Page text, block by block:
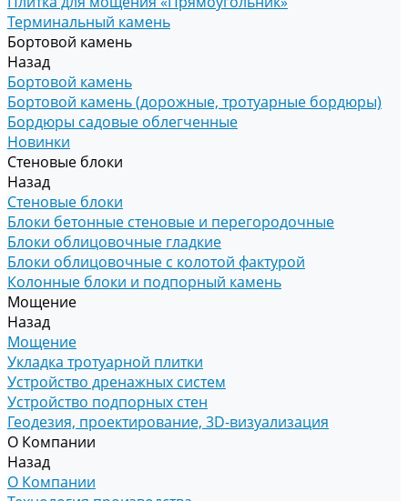
Терминальный камень
Бортовой камень
Назад
Бортовой камень
Бортовой камень (дорожные, тротуарные бордюры)
Бордюры садовые облегченные
Новинки
Стеновые блоки
Назад
Стеновые блоки
Блоки бетонные стеновые и перегородочные
Блоки облицовочные гладкие
Блоки облицовочные с колотой фактурой
Колонные блоки и подпорный камень
Мощение
Назад
Мощение
Укладка тротуарной плитки
Устройство дренажных систем
Устройство подпорных стен
Геодезия, проектирование, 3D-визуализация
О Компании
Назад
О Компании